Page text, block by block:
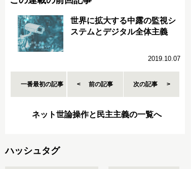
世界に拡大する中露の監視シ
ステムとデジタル全体主義
2019.10.07
一番最初の記事 前の記事 次の記事
ネット世論操作と民主主義の一覧へ
ハッシュタグ